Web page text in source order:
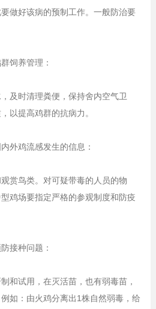
做好该病的预制工作。一般防治要
饲养管理：
及时清理粪便，保持舍内空气卫
以提高鸡群的抗病力。
外鸡流感发生的信息：
赏鸟类。对可疑带毒的人员的物
鸡场要指定严格的参观制度和防疫
接种问题：
和试用，在灭活苗，也有弱毒苗，
如：由火鸡分离出1株自然弱毒，给